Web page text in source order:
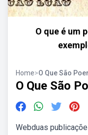
O que é um
Home>O Que São
O Que São
Webduas